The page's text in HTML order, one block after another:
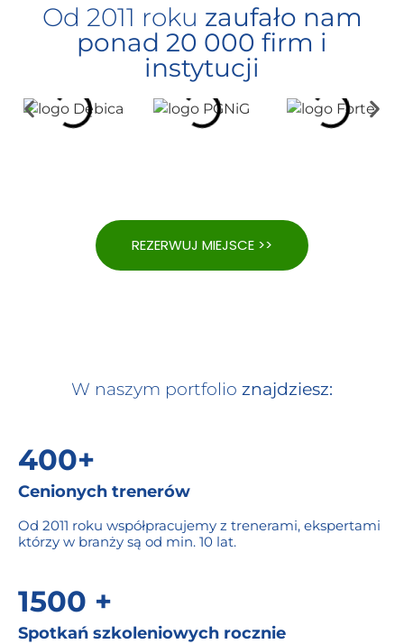
Od 2011 roku zaufało nam
ponad 20 000 firm i
instytucji
REZERWUJ MIEJSCE >>
W naszym portfolio znajdziesz:
400+
Cenionych trenerów
Od 2011 roku współpracujemy z trenerami, ekspertami
którzy w branży są od min. 10 lat.
1500 +
Spotkań szkoleniowych rocznie